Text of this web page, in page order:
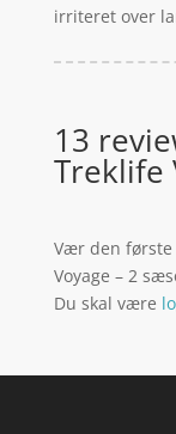
irriteret over
13
Treklife
Vær den første
Voyage – 2
Du skal være